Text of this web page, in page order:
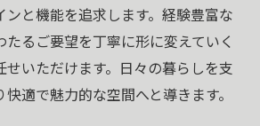
ンと機能を追求します。経験豊富な
るご要望を丁寧に形に変えていく
せいただけます。日々の暮らしを支
適で魅力的な空間へと導きます。